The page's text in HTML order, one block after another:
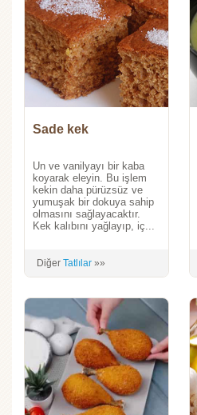
Sade kek
Un ve vanilyayı bir kaba
koyarak eleyin. Bu işlem
kekin daha pürüzsüz ve
yumuşak bir dokuya sahip
olmasını sağlayacaktır.
Kek kalıbını yağlayıp, iç...
Diğer Tatlılar »»